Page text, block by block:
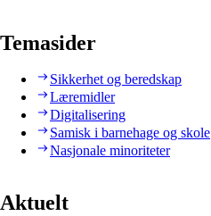
Temasider
Sikkerhet og beredskap
Læremidler
Digitalisering
Samisk i barnehage og skole
Nasjonale minoriteter
Aktuelt